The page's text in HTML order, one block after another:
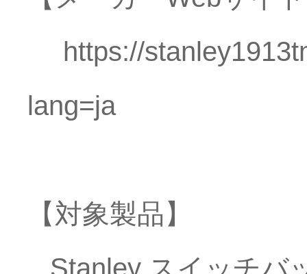
https://
lang=ja
【対象製品】
Stanley スイッチバ